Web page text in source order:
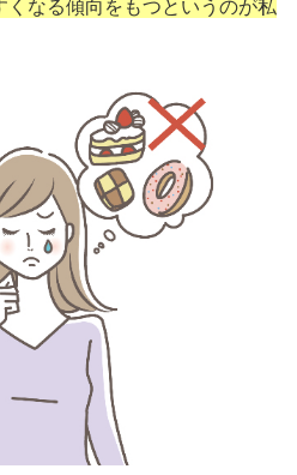
なる傾向をもつというのが私